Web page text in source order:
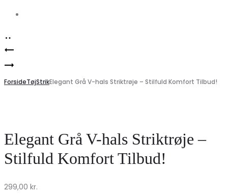
Product
navigation
denimlook
must-
have
garderoben!
Stilfulde
damejeans
Chateau
–
til
ForsideTøjStrikElegant Grå V-hals Striktrøje – Stilfuld Komfort Tilbud!
Elegant Grå V-hals Striktrøje –
Stilfuld Komfort Tilbud!
299,00 kr.